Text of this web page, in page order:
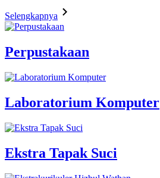
Selengkapnya
Perpustakaan
Laboratorium Komputer
Ekstra Tapak Suci